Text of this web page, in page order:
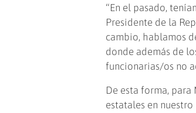
“En el pasado,
Presidente de la
cambio, hablamos
donde además de
funcionarias/os no
De esta forma,
estatales en